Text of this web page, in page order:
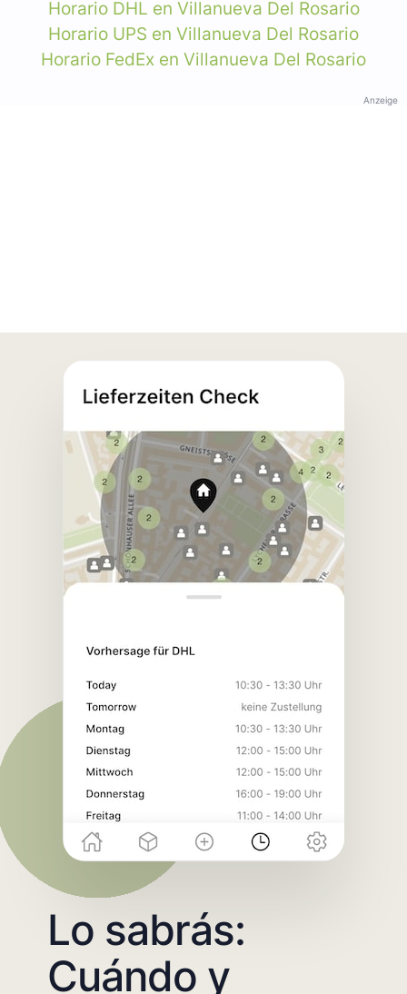
Horario DHL en Villanueva Del Rosario
Horario UPS en Villanueva Del Rosario
Horario FedEx en Villanueva Del Rosario
Anzeige
Lo sabrás:
Cuándo y